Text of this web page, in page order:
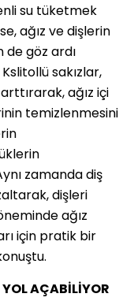
su tüketmek
ağız ve dişlerin
de göz ardı
sakızlar,
ağız içi
temizlenmesini
zamanda diş
dişleri
ağız
için pratik bir
AÇABİLİYOR